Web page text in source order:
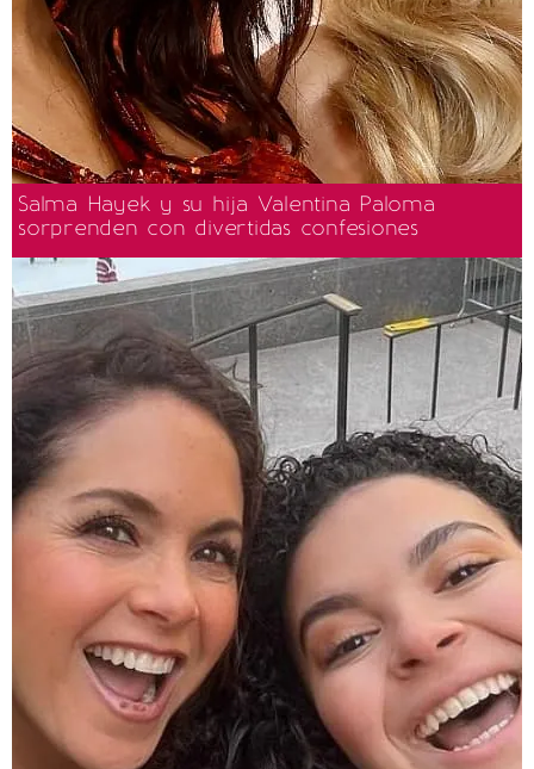
Salma Hayek y su hija Valentina Paloma
sorprenden con divertidas confesiones